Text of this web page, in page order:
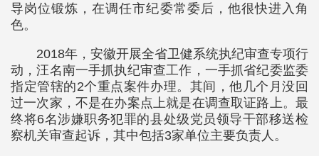
导岗位锻炼，在调任市纪委常委后，他很快进入角
色。
2018年，安徽开展全省卫健系统执纪审查专项行
动，汪名南一手抓执纪审查工作，一手抓省纪委监委
指定管辖的2个重点案件办理。其间，他几个月没回
过一次家，不是在办案点上就是在调查取证路上。最
终将6名涉嫌职务犯罪的县处级党员领导干部移送检
察机关审查起诉，其中包括3家单位主要负责人。